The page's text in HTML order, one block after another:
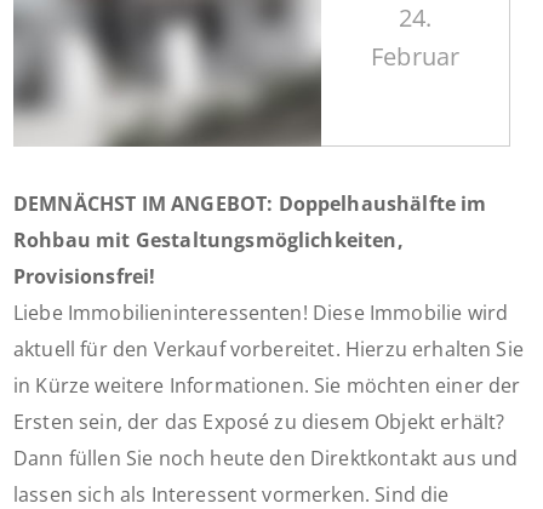
24.
Februar
DEMNÄCHST IM ANGEBOT: Doppelhaushälfte im
Rohbau mit Gestaltungsmöglichkeiten,
Provisionsfrei!
Liebe Immobilieninteressenten! Diese Immobilie wird
aktuell für den Verkauf vorbereitet. Hierzu erhalten Sie
in Kürze weitere Informationen. Sie möchten einer der
Ersten sein, der das Exposé zu diesem Objekt erhält?
Dann füllen Sie noch heute den Direktkontakt aus und
lassen sich als Interessent vormerken. Sind die